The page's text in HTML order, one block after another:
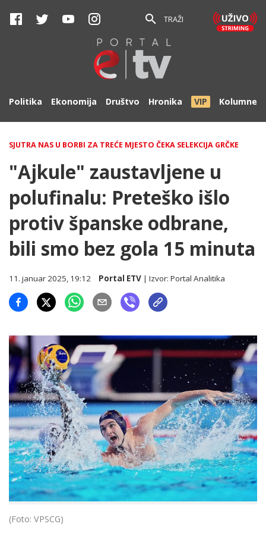
TRAŽI
Politika Ekonomija Društvo Hronika VIP Kolumne
SJUTRA NAS U BORBI ZA TREĆE MJESTO ČEKA SELEKCIJA GRČKE
"Ajkule" zaustavljene u
polufinalu: Preteško išlo
protiv španske odbrane,
bili smo bez gola 15 minuta
11. januar 2025, 19:12 Portal ETV | Izvor:Portal Analitika
(Foto: VPSCG)